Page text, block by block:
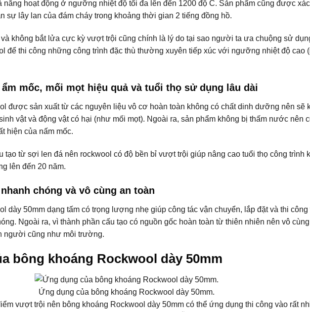
năng hoạt động ở ngưỡng nhiệt độ tối đa lên đến 1200 độ C. Sản phẩm cũng được
sự lây lan của đám cháy trong khoảng thời gian 2 tiếng đồng hồ.
không bắt lửa cực kỳ vượt trội cũng chính là lý do tại sao người ta ưa chuộng sử
để thi công những công trình đặc thù thường xuyên tiếp xúc với ngưỡng nhiệt độ cao
ẩm mốc, mối mọt hiệu quả và tuổi thọ sử dụng lâu dài
được sản xuất từ các nguyên liệu vô cơ hoàn toàn không có chất dinh dưỡng nên sẽ
vật và động vật có hại (như mối mọt). Ngoài ra, sản phẩm không bị thấm nước nên
hiện của nấm mốc.
từ sợi len đá nên rockwool có độ bền bỉ vượt trội giúp nâng cao tuổi thọ công trình
lên đến 20 năm.
chóng và vô cùng an toàn
dày 50mm dạng tấm có trọng lượng nhẹ giúp công tác vận chuyển, lắp đặt và thi công
Ngoài ra, vì thành phần cấu tạo có nguồn gốc hoàn toàn từ thiên nhiên nên vô
người cũng như môi trường.
bông khoáng Rockwool dày 50mm
Ứng dụng của bông khoáng Rockwool dày 50mm.
vượt trội nên bông khoáng Rockwool dày 50mm có thể ứng dụng thi công vào rất